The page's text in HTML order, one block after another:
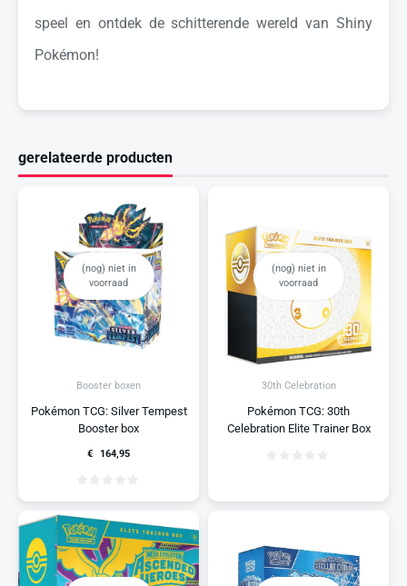
speel en ontdek de schitterende wereld van Shiny
Pokémon!
gerelateerde producten
(nog) niet in
voorraad
Booster boxen
Pokémon TCG: Silver Tempest
Booster box
€ 164,95
(nog) niet in
voorraad
30th Celebration
Pokémon TCG: 30th
Celebration Elite Trainer Box